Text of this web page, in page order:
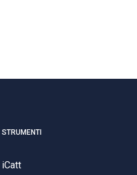
STRUMENTI
iCatt